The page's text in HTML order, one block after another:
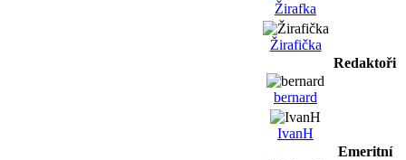
Žirafka
Žirafička
Redaktoři
bernard
IvanH
Emeritní